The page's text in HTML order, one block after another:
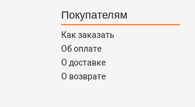
Покупателям
Как заказать
Об оплате
О доставке
О возврате